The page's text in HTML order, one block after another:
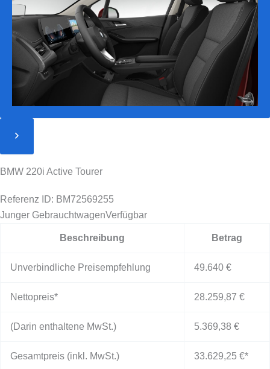
BMW 220i Active Tourer
Referenz ID: BM72569255
Junger GebrauchtwagenVerfügbar
Beschreibung Betrag
Unverbindliche Preisempfehlung 49.640 €
Nettopreis* 28.259,87 €
(Darin enthaltene MwSt.) 5.369,38 €
Gesamtpreis (inkl. MwSt.) 33.629,25 €*